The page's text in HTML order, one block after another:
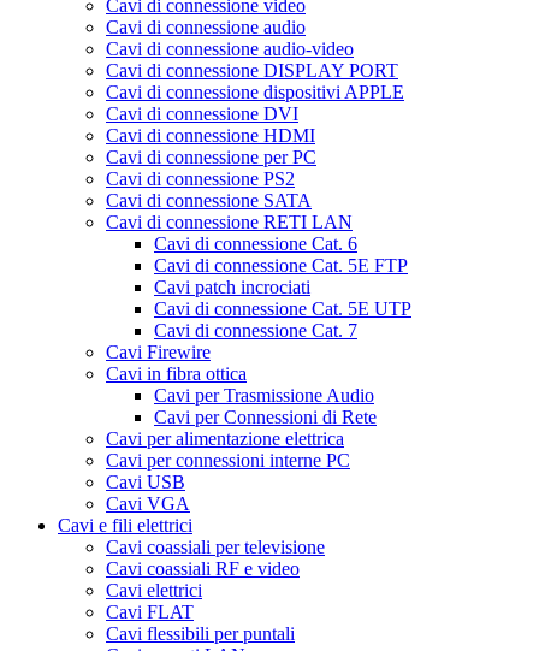
Cavi di connessione video
Cavi di connessione audio
Cavi di connessione audio-video
Cavi di connessione DISPLAY PORT
Cavi di connessione dispositivi APPLE
Cavi di connessione DVI
Cavi di connessione HDMI
Cavi di connessione per PC
Cavi di connessione PS2
Cavi di connessione SATA
Cavi di connessione RETI LAN
Cavi di connessione Cat. 6
Cavi di connessione Cat. 5E FTP
Cavi patch incrociati
Cavi di connessione Cat. 5E UTP
Cavi di connessione Cat. 7
Cavi Firewire
Cavi in fibra ottica
Cavi per Trasmissione Audio
Cavi per Connessioni di Rete
Cavi per alimentazione elettrica
Cavi per connessioni interne PC
Cavi USB
Cavi VGA
Cavi e fili elettrici
Cavi coassiali per televisione
Cavi coassiali RF e video
Cavi elettrici
Cavi FLAT
Cavi flessibili per puntali